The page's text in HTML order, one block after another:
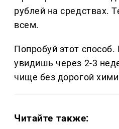
рублей на средствах.
всем.
Попробуй этот
увидишь через 2-3
чище без дорогой
Читайте также: